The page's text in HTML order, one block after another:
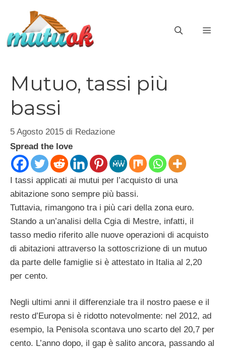
contenuto
Mutuo, tassi più
bassi
5 Agosto 2015 di Redazione
Spread the love
I tassi applicati ai mutui per l’acquisto di una
abitazione sono sempre più bassi.
Tuttavia, rimangono tra i più cari della zona euro.
Stando a un’analisi della Cgia di Mestre, infatti, il
tasso medio riferito alle nuove operazioni di acquisto
di abitazioni attraverso la sottoscrizione di un mutuo
da parte delle famiglie si è attestato in Italia al 2,20
per cento.
Negli ultimi anni il differenziale tra il nostro paese e il
resto d’Europa si è ridotto notevolmente: nel 2012, ad
esempio, la Penisola scontava uno scarto del 20,7 per
cento. L’anno dopo, il gap è salito ancora, passando al